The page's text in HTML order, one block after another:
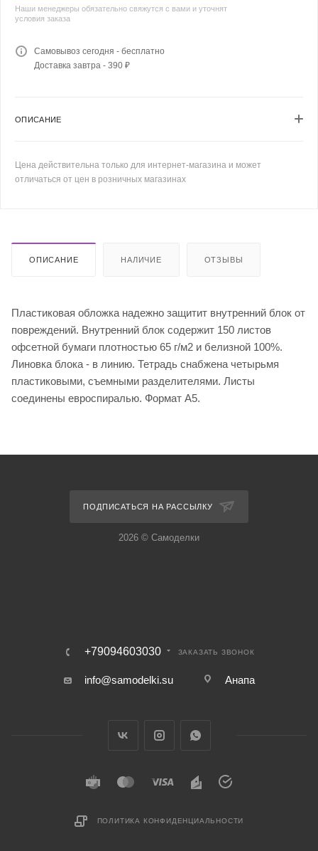
Наши менеджеры обязательно свяжутся с вами и уточнят
условия заказа
Самовывоз сегодня - бесплатно
Доставка завтра - 390 ₽
ОПИСАНИЕ
Цена действительна только для интернет-магазина и может
отличаться от цен в розничных магазинах
ОПИСАНИЕ НАЛИЧИЕ ОТЗЫВЫ
Пластиковая обложка надежно защитит внутренний блок от
повреждений. Внутренний блок содержит 150 листов
офсетной бумаги плотностью 65 г/м2 и белизной 100%.
Линовка блока - в линию. Тетрадь снабжена четырьмя
пластиковыми, съемными разделителями. Листы
соединены евроспиралью. Формат А5.
ПОДПИСАТЬСЯ НА РАССЫЛКУ
2026 © Самоделки
+79094603030 ЗАКАЗАТЬ ЗВОНОК
info@samodelki.su Анапа
ПОЛИТИКА КОНФИДЕНЦИАЛЬНОСТИ